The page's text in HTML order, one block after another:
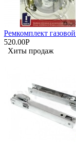
Ремкомплект
520.00Р
Хиты продаж